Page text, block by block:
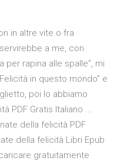
in altre vite o fra
a me, con
per rapina alle spalle”, mi
in questo mondo” e
poi lo abbiamo
PDF Gratis Italiano ...
della felicità PDF
della felicità Libri Epub
gratuitamente